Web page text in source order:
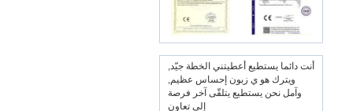
أنت دائما يستطيع أعطيتني الخطة جيّد,
ويترك هو ي زبون إحساس عظيم,
وآمل نحن يستطيع يتلقّى آخر فرصة
إلى تعاون